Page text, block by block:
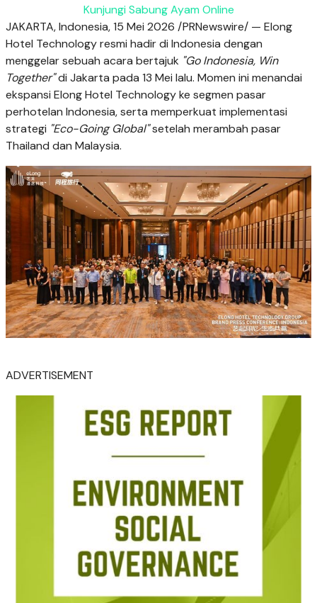
Kunjungi Sabung Ayam Online
JAKARTA, Indonesia, 15 Mei 2026 /PRNewswire/ — Elong
Hotel Technology resmi hadir di Indonesia dengan
menggelar sebuah acara bertajuk "Go Indonesia, Win
Together"di Jakarta pada 13 Mei lalu. Momen ini menandai
ekspansi Elong Hotel Technology ke segmen pasar
perhotelan Indonesia, serta memperkuat implementasi
strategi "Eco-Going Global"setelah merambah pasar
Thailand dan Malaysia.
ADVERTISEMENT